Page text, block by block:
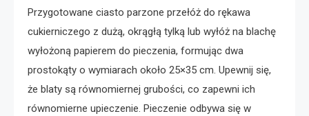
Przygotowane ciasto parzone przełóż do rękawa
cukierniczego z dużą, okrągłą tylką lub wyłóż na blachę
wyłożoną papierem do pieczenia, formując dwa
prostokąty o wymiarach około 25×35 cm. Upewnij się,
że blaty są równomiernej grubości, co zapewni ich
równomierne upieczenie. Pieczenie odbywa się w